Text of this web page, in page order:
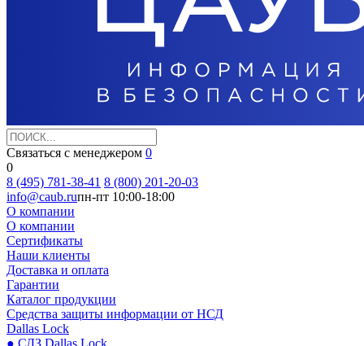
Связаться с менеджером 0
0
8 (495) 781-38-41 8 (800) 201-20-03
info@caub.ruпн-пт 10:00-18:00
О компании
О компании
Сертификаты
Наши клиенты
Доставка и оплата
Гарантии
Каталог продукции
Средства защиты информации от НСД
Dallas Lock
● СДЗ Dallas Lock